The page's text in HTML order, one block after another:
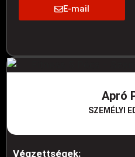
E-mail
Apró
SZEMÉLYI
Végzettségek: